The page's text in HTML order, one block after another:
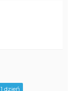
1 dzień